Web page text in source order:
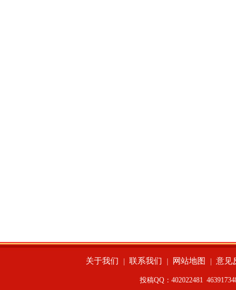
关于我们 联系我们 网站地图 意见
投稿QQ：402022481